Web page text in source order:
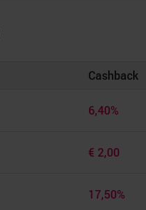
Cashback
6,40%
€ 2,00
17,50%